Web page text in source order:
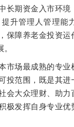
长期资金入市环境
升管理人管理能
保障养老金投资运
场最成熟的专业
投范围，既是其进
会大众理财、助力
极发挥自身专业优